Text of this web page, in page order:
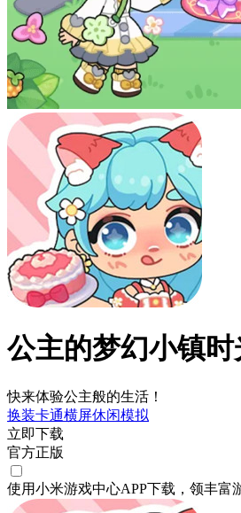
公主的梦幻小镇时
快来体验公主般的生活！
换装卡通横屏休闲模拟
立即下载
官方正版
使用小米游戏中心APP下载 ，领丰富